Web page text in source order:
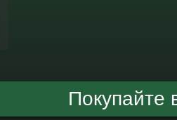
Покупайте